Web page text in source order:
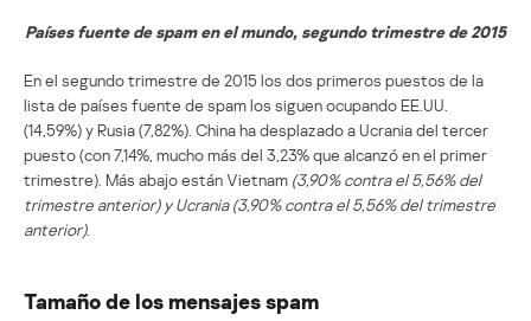
Países fuente de spam en el mundo, segundo trimestre de 2015
En el segundo trimestre de 2015 los dos primeros puestos de la
lista de países fuente de spam los siguen ocupando EE.UU.
(14,59%) y Rusia (7,82%). China ha desplazado a Ucrania del tercer
puesto (con 7,14%, mucho más del 3,23% que alcanzó en el primer
trimestre). Más abajo están Vietnam (3,90% contra el 5,56% del
trimestre anterior) y Ucrania (3,90% contra el 5,56% del trimestre
anterior).
Tamaño de los mensajes spam